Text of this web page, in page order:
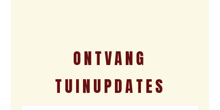
ONTVANG
TUINUPDATES